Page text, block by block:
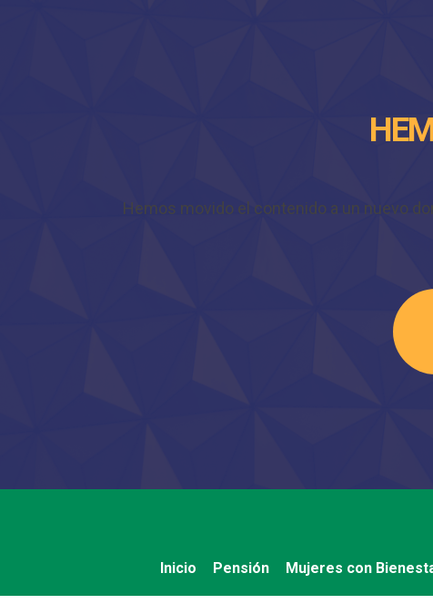
Hemos movido el contenido a un nuevo
Inicio Pensión Mujeres con